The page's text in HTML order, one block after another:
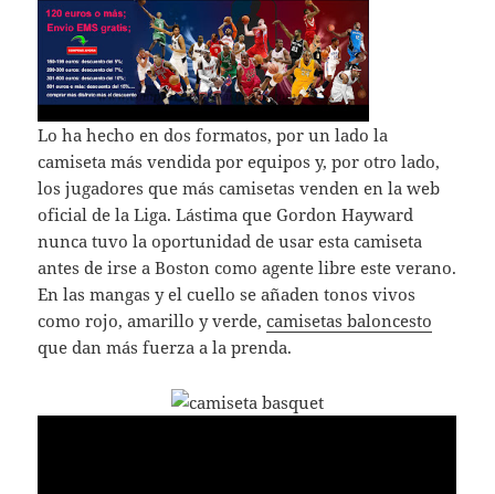
Lo ha hecho en dos formatos, por un lado la
camiseta más vendida por equipos y, por otro lado,
los jugadores que más camisetas venden en la web
oficial de la Liga. Lástima que Gordon Hayward
nunca tuvo la oportunidad de usar esta camiseta
antes de irse a Boston como agente libre este verano.
En las mangas y el cuello se añaden tonos vivos
como rojo, amarillo y verde,camisetas baloncesto
que dan más fuerza a la prenda.